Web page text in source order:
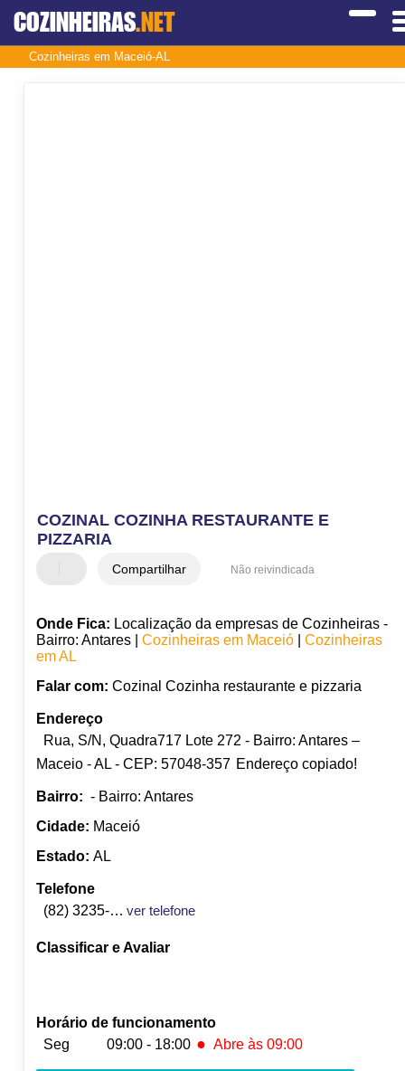
COZINHEIRAS.NET
Cozinheiras em Maceió-AL
COZINAL COZINHA RESTAURANTE E
PIZZARIA
Compartilhar Não reivindicada
Onde Fica: Localização da empresas de Cozinheiras -
Bairro: Antares | Cozinheiras em Maceió| Cozinheiras
em AL
Falar com: Cozinal Cozinha restaurante e pizzaria
Endereço
Rua, S/N, Quadra717 Lote 272 - Bairro: Antares –
Maceio - AL - CEP: 57048-357 Endereço copiado!
Bairro: - Bairro: Antares
Cidade: Maceió
Estado: AL
Telefone
(82) 3235-4665
ver telefone
Classificar e Avaliar
Horário de funcionamento
Seg
09:00 - 18:00 ● Abre às 09:00